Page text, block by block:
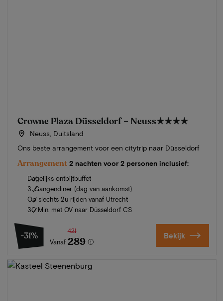
Crowne Plaza Düsseldorf – Neuss★★★★
Neuss, Duitsland
Ons beste arrangement voor een citytrip naar Düsseldorf
Arrangement 2 nachten voor 2 personen inclusief:
Dagelijks ontbijtbuffet
3-Gangendiner (dag van aankomst)
Op slechts 2u rijden vanaf Utrecht
30 Min. met OV naar Düsseldorf CS
-31%
Vanaf
421
289 Bekijk